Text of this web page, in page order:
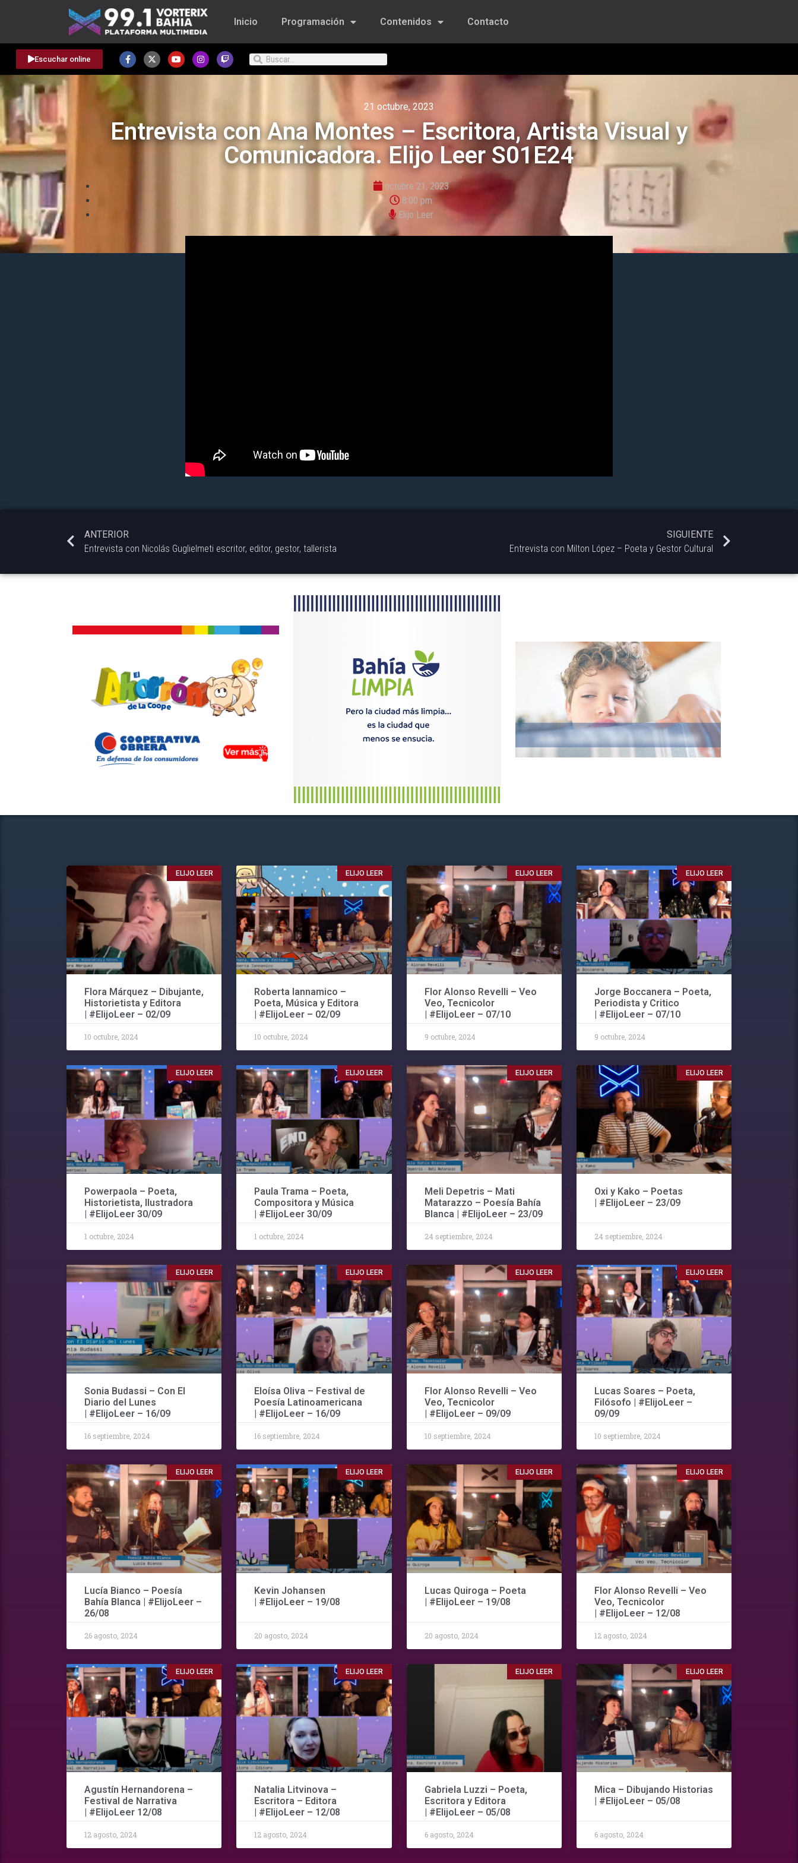
Inicio Programación Contenidos Contacto
Escuchar online
21 octubre, 2023
Entrevista con Ana Montes – Escritora, Artista Visual y
Comunicadora. Elijo Leer S01E24
octubre 21, 2023
8:00 pm
Elijo Leer
ANTERIOR
Entrevista con Nicolás Guglielmeti escritor, editor, gestor, tallerista
SIGUIENTE
Entrevista con Milton López – Poeta y Gestor Cultural
ELIJO LEER
Flora Márquez – Dibujante,
Historietista y Editora
| #ElijoLeer – 02/09
10 octubre, 2024
ELIJO LEER
Roberta Iannamico –
Poeta, Música y Editora
| #ElijoLeer – 02/09
10 octubre, 2024
ELIJO LEER
Flor Alonso Revelli – Veo
Veo, Tecnicolor
| #ElijoLeer – 07/10
9 octubre, 2024
ELIJO LEER
Jorge Boccanera – Poeta,
Periodista y Critico
| #ElijoLeer – 07/10
9 octubre, 2024
ELIJO LEER
Powerpaola – Poeta,
Historietista, Ilustradora
| #ElijoLeer 30/09
1 octubre, 2024
ELIJO LEER
Paula Trama – Poeta,
Compositora y Música
| #ElijoLeer 30/09
1 octubre, 2024
ELIJO LEER
Meli Depetris – Mati
Matarazzo – Poesía Bahía
Blanca | #ElijoLeer – 23/09
24 septiembre, 2024
ELIJO LEER
Oxi y Kako – Poetas
| #ElijoLeer – 23/09
24 septiembre, 2024
ELIJO LEER
Sonia Budassi – Con El
Diario del Lunes
| #ElijoLeer – 16/09
16 septiembre, 2024
ELIJO LEER
Eloísa Oliva – Festival de
Poesía Latinoamericana
| #ElijoLeer – 16/09
16 septiembre, 2024
ELIJO LEER
Flor Alonso Revelli – Veo
Veo, Tecnicolor
| #ElijoLeer – 09/09
10 septiembre, 2024
ELIJO LEER
Lucas Soares – Poeta,
Filósofo | #ElijoLeer –
09/09
10 septiembre, 2024
ELIJO LEER
Lucía Bianco – Poesía
Bahía Blanca | #ElijoLeer –
26/08
26 agosto, 2024
ELIJO LEER
Kevin Johansen
| #ElijoLeer – 19/08
20 agosto, 2024
ELIJO LEER
Lucas Quiroga – Poeta
| #ElijoLeer – 19/08
20 agosto, 2024
ELIJO LEER
Flor Alonso Revelli – Veo
Veo, Tecnicolor
| #ElijoLeer – 12/08
12 agosto, 2024
ELIJO LEER
Agustín Hernandorena –
Festival de Narrativa
| #ElijoLeer 12/08
12 agosto, 2024
ELIJO LEER
Natalia Litvinova –
Escritora – Editora
| #ElijoLeer – 12/08
12 agosto, 2024
ELIJO LEER
Gabriela Luzzi – Poeta,
Escritora y Editora
| #ElijoLeer – 05/08
6 agosto, 2024
ELIJO LEER
Mica – Dibujando Historias
| #ElijoLeer – 05/08
6 agosto, 2024